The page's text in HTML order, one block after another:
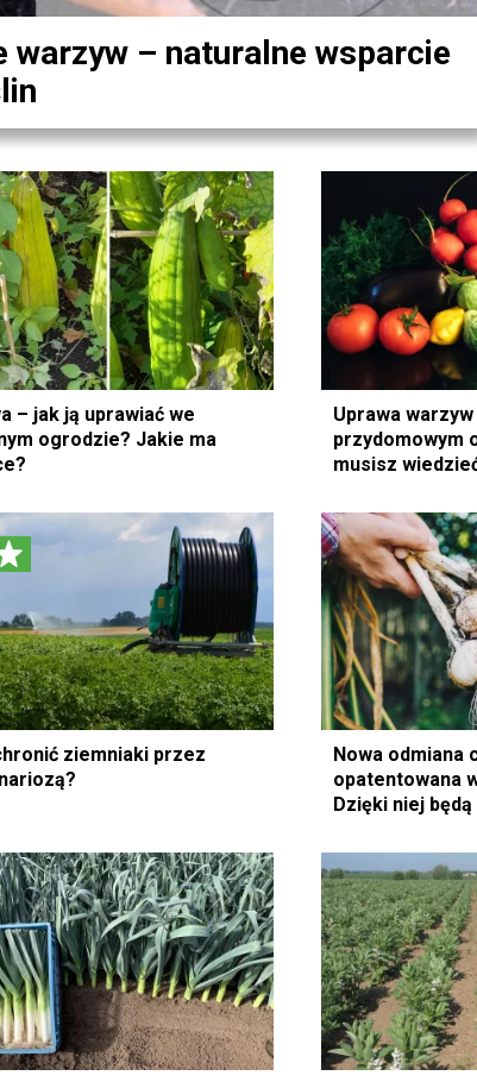
warzyw – naturalne wsparcie
– jak ją uprawiać we
ogrodzie? Jakie ma
Uprawa
przydomowym
musisz
ziemniaki przez
Nowa odmiana
opatentowana
Dzięki niej